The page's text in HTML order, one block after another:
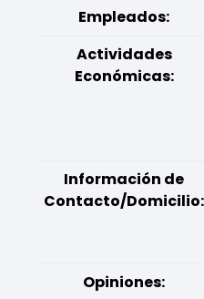
Empleados:
Actividades
Económicas:
Información de
Contacto/Domicilio:
Opiniones: